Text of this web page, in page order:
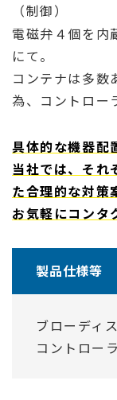
（制御）
電磁弁４個を内
にて。
コンテナは多数
為、コントロー
具体的な機器配
当社では、それ
た合理的な対策
お気軽にコンタ
製品仕様等
ブローディ
コントロー